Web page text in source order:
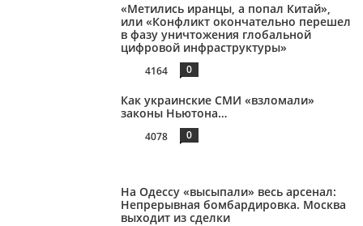
«Метились иранцы, а попал Китай»,
или «Конфликт окончательно перешел
в фазу уничтожения глобальной
цифровой инфраструктуры»
4164 0
Как украинские СМИ «взломали»
законы Ньютона…
4078 0
На Одессу «высыпали» весь арсенал:
Непрерывная бомбардировка. Москва
выходит из сделки